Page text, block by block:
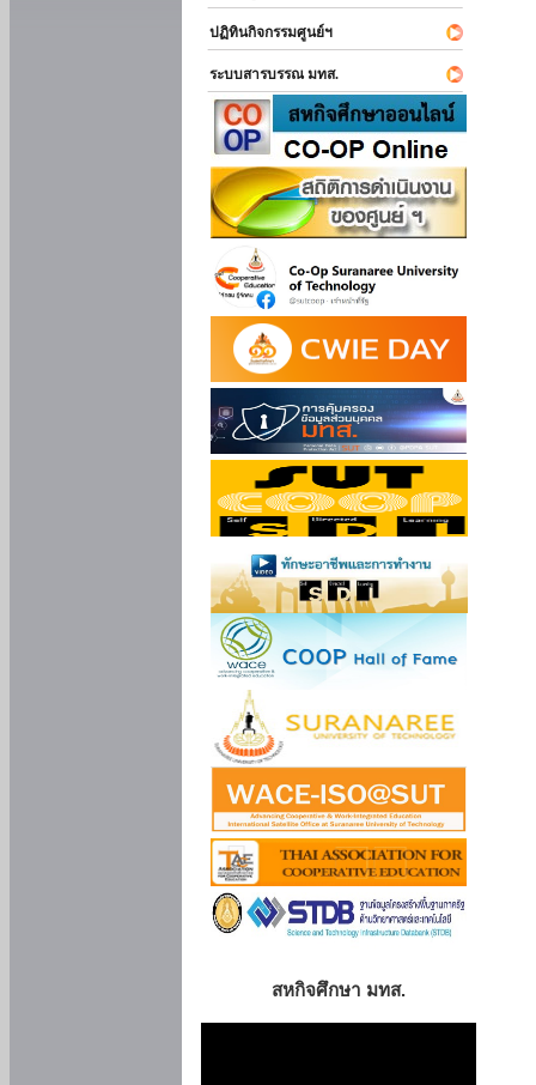
ปฏิทินกิจกรรมศูนย์ฯ
ระบบสารบรรณ มทส.
สหกิจศึกษา มทส.